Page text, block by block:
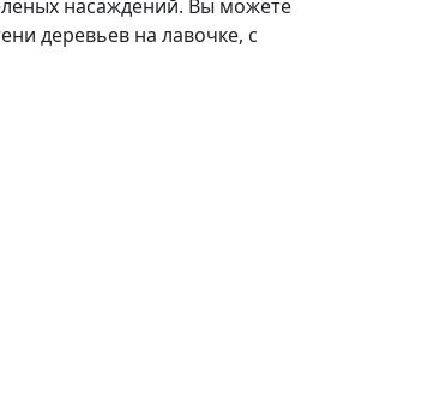
насаждений. Вы можете
деревьев на лавочке, с